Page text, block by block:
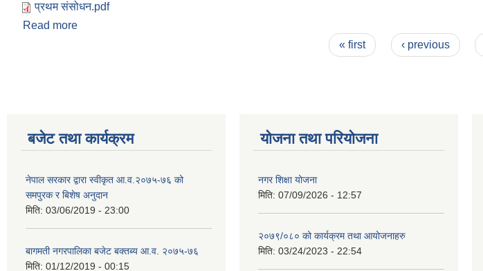
प्रथम संसोधन.pdf
Read more
« first ‹ previous
बजेट तथा कार्यक्रम
नेपाल सरकार द्वारा स्वीकृत आ.व.२०७५-७६ को
समपुरक र बिशेष अनुदान
मिति: 03/06/2019 - 23:00
बागमती नगरपालिका बजेट बक्तब्य आ.व. २०७५-७६
मिति: 01/12/2019 - 00:15
योजना तथा परियोजना
नगर शिक्षा योजना
मिति: 07/09/2026 - 12:57
२०७९/०८० को कार्यक्रम तथा आयोजनाहरु
मिति: 03/24/2023 - 22:54